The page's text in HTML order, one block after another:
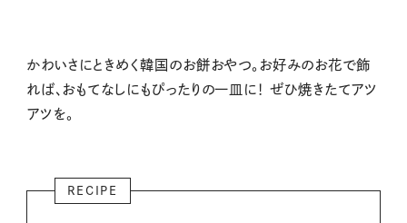
かわいさにときめく韓国のお餅おやつ。お好みのお花で飾
れば、おもてなしにもぴったりの一皿に！ ぜひ焼きたてアツ
アツを。
RECIPE